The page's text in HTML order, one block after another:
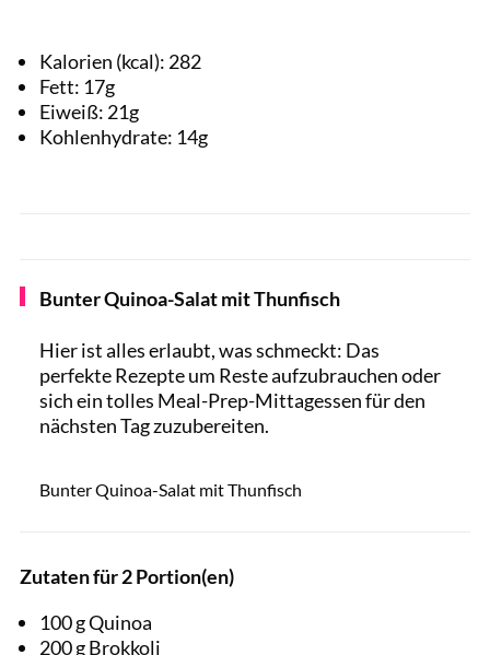
Kalorien (kcal): 282
Fett: 17g
Eiweiß: 21g
Kohlenhydrate: 14g
Bunter Quinoa-Salat mit Thunfisch
Hier ist alles erlaubt, was schmeckt: Das
perfekte Rezepte um Reste aufzubrauchen oder
sich ein tolles Meal-Prep-Mittagessen für den
nächsten Tag zuzubereiten.
Bunter Quinoa-Salat mit Thunfisch
Zutaten für 2 Portion(en)
100 g Quinoa
200 g Brokkoli